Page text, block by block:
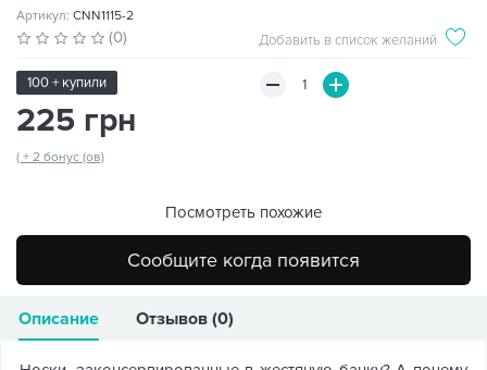
Артикул: CNN1115-2
(0) Добавить в список желаний
100 + купили
225 грн
( + 2 бонус (ов)
Посмотреть похожие
Сообщите когда появится
Описание Отзывов (0)